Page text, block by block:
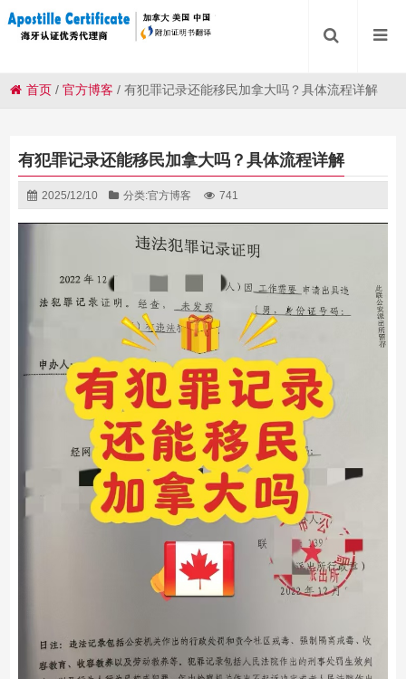
首页 /官方博客 /有犯罪记录还能移民加拿大吗？具体流程详解
有犯罪记录还能移民加拿大吗？具体流程详解
2025/12/10 分类:官方博客 741